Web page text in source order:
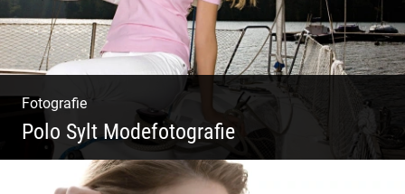
Fotografie
Polo Sylt Modefotografie
Polo Sylt Modefotografie